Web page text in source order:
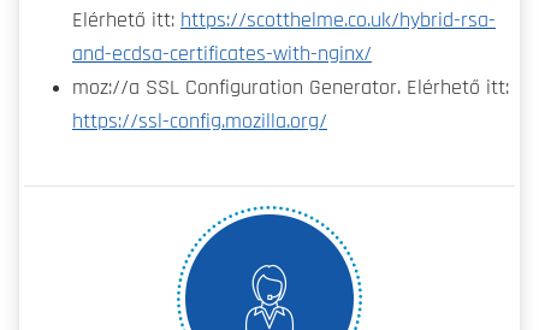
Elérhető itt: https://scotthelme.co.uk/hybrid-rsa-
and-ecdsa-certificates-with-nginx/
moz://a SSL Configuration Generator. Elérhető itt:
https://ssl-config.mozilla.org/